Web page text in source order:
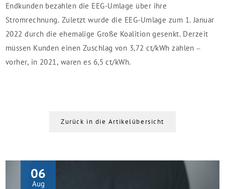
Endkunden bezahlen die EEG-Umlage über ihre
Stromrechnung. Zuletzt wurde die EEG-Umlage zum 1. Januar
2022 durch die ehemalige Große Koalition gesenkt. Derzeit
müssen Kunden einen Zuschlag von 3,72 ct/kWh zahlen –
vorher, in 2021, waren es 6,5 ct/kWh.
Zurück in die Artikelübersicht
06
Aug